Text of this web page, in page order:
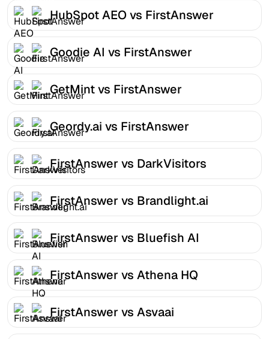
HubSpot AEO vs FirstAnswer
Goodie AI vs FirstAnswer
GetMint vs FirstAnswer
Geordy.ai vs FirstAnswer
FirstAnswer vs DarkVisitors
FirstAnswer vs Brandlight.ai
FirstAnswer vs Bluefish AI
FirstAnswer vs Athena HQ
FirstAnswer vs Asvaai